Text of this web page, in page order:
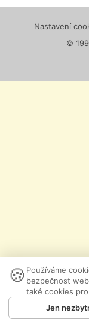
Nastavení
©
🍪 Používáme
bezpečnost
také cookies
Jen